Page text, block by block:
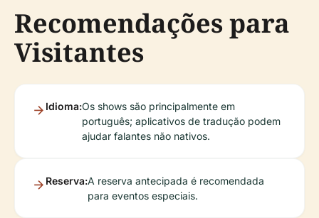
Recomendações para
Visitantes
Idioma:Os shows são principalmente em
português; aplicativos de tradução podem
ajudar falantes não nativos.
Reserva:A reserva antecipada é recomendada
para eventos especiais.